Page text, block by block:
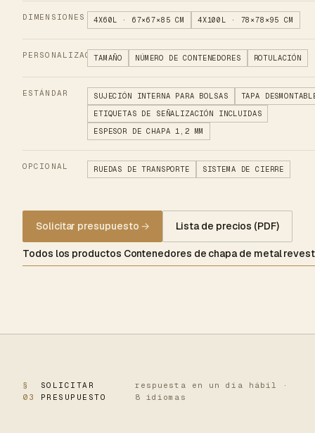
DIMENSIONES 4X60L · 67×67×85 CM 4X100L · 78×78×95 CM
PERSONALIZACIÓNTAMAÑO NÚMERO DE CONTENEDORES ROTULACIÓN
ESTÁNDAR SUJECIÓN INTERNA PARA BOLSAS
TAPA
ETIQUETAS DE SEÑALIZACIÓN INCLUIDAS
ESPESOR DE CHAPA 1,2 MM
OPCIONAL RUEDAS DE TRANSPORTE SISTEMA DE CIERRE
Solicitar presupuesto → Lista de precios (PDF)
Todos los productos Contenedores de chapa de metal
§
03
SOLICITAR
PRESUPUESTO
respuesta en un día hábil ·
8 idiomas